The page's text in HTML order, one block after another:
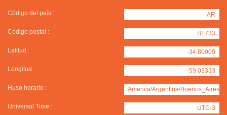
Código del país : AR
Código postal : B1733
Latitud : -34.80000
Longitud : -59.03333
Huso horario : America/Argentina/Buenos_Aires
Universal Time : UTC-3